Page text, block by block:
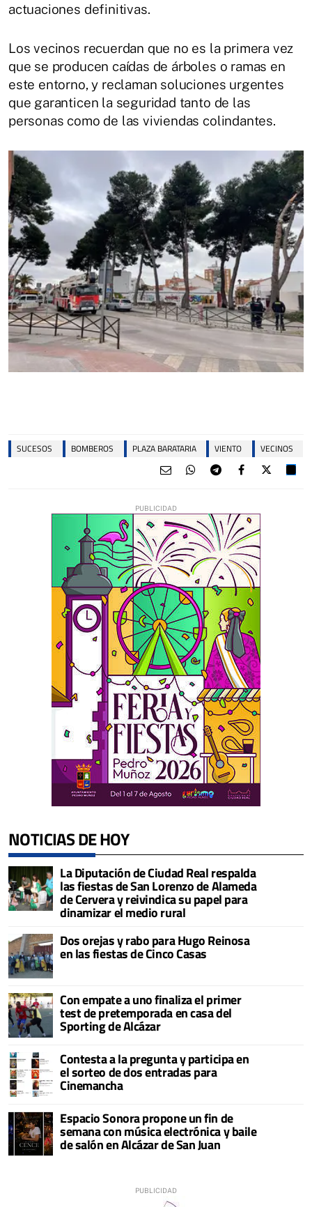
actuaciones definitivas.
Los vecinos recuerdan que no es la primera vez
que se producen caídas de árboles o ramas en
este entorno, y reclaman soluciones urgentes
que garanticen la seguridad tanto de las
personas como de las viviendas colindantes.
SUCESOS BOMBEROS PLAZA BARATARIA VIENTO VECINOS
NOTICIAS DE HOY
La Diputación de Ciudad Real respalda
las fiestas de San Lorenzo de Alameda
de Cervera y reivindica su papel para
dinamizar el medio rural
Dos orejas y rabo para Hugo Reinosa
en las fiestas de Cinco Casas
Con empate a uno finaliza el primer
test de pretemporada en casa del
Sporting de Alcázar
Contesta a la pregunta y participa en
el sorteo de dos entradas para
Cinemancha
Espacio Sonora propone un fin de
semana con música electrónica y baile
de salón en Alcázar de San Juan